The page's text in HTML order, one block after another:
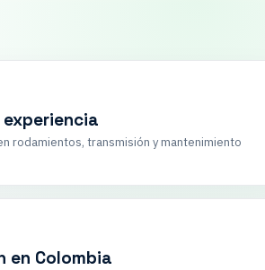
rodamientos, transmisión y mantenimiento
en Colombia